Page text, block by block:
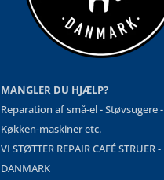
MANGLER DU HJÆLP?
Reparation af små-el - Støvsugere -
Køkken-maskiner etc.
VI STØTTER REPAIR CAFÉ STRUER -
DANMARK